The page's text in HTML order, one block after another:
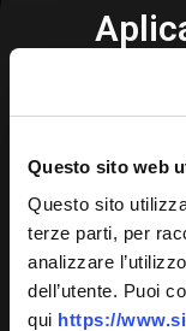
Questo sito web
Questo sito
terze parti, per
analizzare
dell’utente. Puoi
qui https://